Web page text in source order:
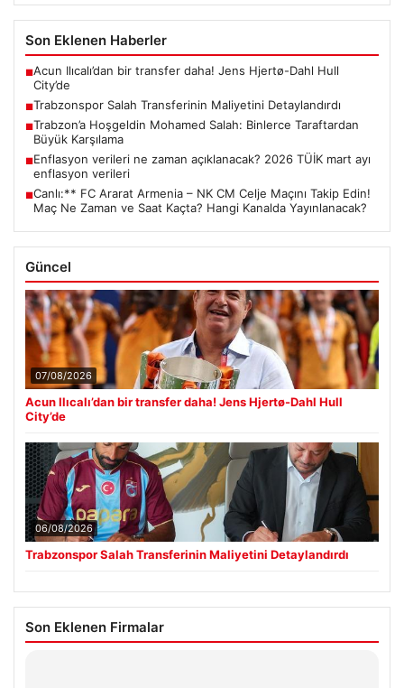
Son Eklenen Haberler
■Acun Ilıcalı’dan bir transfer daha! Jens Hjertø-Dahl Hull
City’de
■Trabzonspor Salah Transferinin Maliyetini Detaylandırdı
■Trabzon’a Hoşgeldin Mohamed Salah: Binlerce Taraftardan
Büyük Karşılama
■Enflasyon verileri ne zaman açıklanacak? 2026 TÜİK mart ayı
enflasyon verileri
■Canlı:** FC Ararat Armenia – NK CM Celje Maçını Takip Edin!
Maç Ne Zaman ve Saat Kaçta? Hangi Kanalda Yayınlanacak?
Güncel
07/08/2026
Acun Ilıcalı’dan bir transfer daha! Jens Hjertø-Dahl Hull
City’de
06/08/2026
Trabzonspor Salah Transferinin Maliyetini Detaylandırdı
Son Eklenen Firmalar